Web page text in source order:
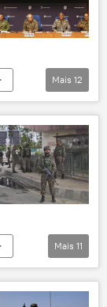
Mais 12
Mais 11